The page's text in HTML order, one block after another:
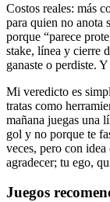
Costos reales: más
para quien no anota
porque “parece
stake, línea y cierre
ganaste o perdiste.
Mi veredicto es
tratas como
mañana juegas una
gol y no porque te
veces, pero con
agradecer; tu ego,
Juegos